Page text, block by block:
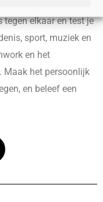
elkaar en test je
sport, muziek en
en het
Maak het persoonlijk
en beleef een